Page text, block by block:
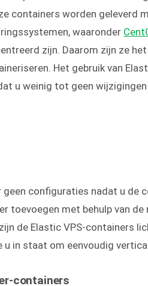
containers worden geleverd
waaronder
zijn. Daarom zijn ze
Het gebruik van
u weinig tot geen
geen configuraties nadat u de
toevoegen met behulp van
de Elastic VPS-containers
u in staat om eenvoudig
containers